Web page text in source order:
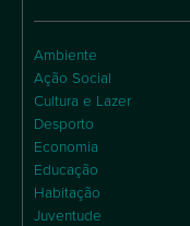
Ambiente
Ação Social
Cultura e Lazer
Desporto
Economia
Educação
Habitação
Juventude